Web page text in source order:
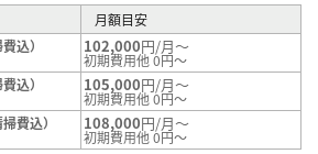
月額目安
込）
102,000円/月～
初期費用他 0円～
込）
105,000円/月～
初期費用他 0円～
費込）
108,000円/月～
初期費用他 0円～